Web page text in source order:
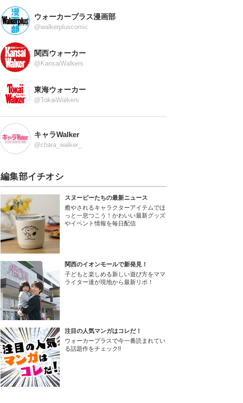
ウォーカープラス漫画部
@walkerpluscomic
関西ウォーカー
@KansaiWalkers
東海ウォーカー
@TokaiWalkers
キャラWalker
@chara_walker_
編集部イチオシ
スヌーピーたちの最新ニュース
癒やされるキャラクターアイテムでほ
っと一息つこう！かわいい最新グッズ
やイベント情報を毎日配信
関西のイオンモールで新発見！
子どもと楽しめる新しい遊び方をママ
ライター達が現地から最新リポ！
注目の人気マンガはコレだ！
ウォーカープラスで今一番読まれてい
る話題作をチェック!!